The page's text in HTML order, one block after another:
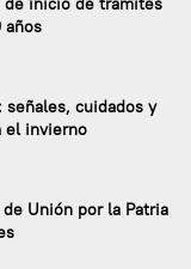
señales, cuidados y
el invierno
Unión por la Patria